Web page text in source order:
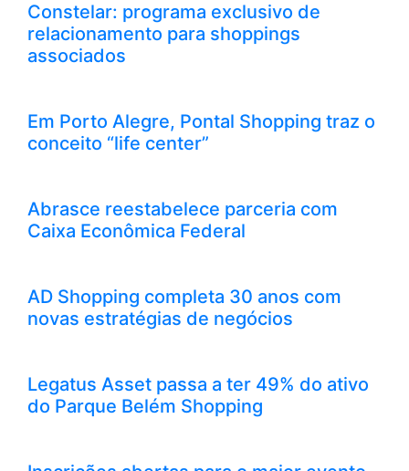
Constelar: programa exclusivo de
relacionamento para shoppings
associados
Em Porto Alegre, Pontal Shopping traz o
conceito “life center”
Abrasce reestabelece parceria com
Caixa Econômica Federal
AD Shopping completa 30 anos com
novas estratégias de negócios
Legatus Asset passa a ter 49% do ativo
do Parque Belém Shopping